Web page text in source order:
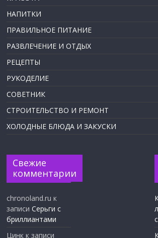
НАПИТКИ
ПРАВИЛЬНОЕ ПИТАНИЕ
РАЗВЛЕЧЕНИЕ И ОТДЫХ
РЕЦЕПТЫ
РУКОДЕЛИЕ
СОВЕТНИК
СТРОИТЕЛЬСТВО И РЕМОНТ
ХОЛОДНЫЕ БЛЮДА И ЗАКУСКИ
Свежие
комментарии
chronoland.ru к
записиСерьги с
бриллиантами
Цинк к записи